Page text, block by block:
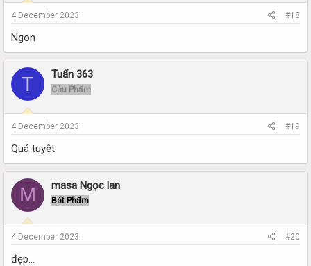
4 December 2023 #18
Ngon
T Tuấn 363
Cửu Phẩm
4 December 2023 #19
Quá tuyệt
M masa Ngọc lan
Bát Phẩm
4 December 2023 #20
đẹp...